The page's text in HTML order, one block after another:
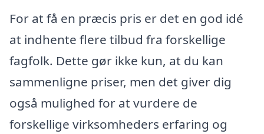
For at få en præcis pris er det en god idé
at indhente flere tilbud fra forskellige
fagfolk. Dette gør ikke kun, at du kan
sammenligne priser, men det giver dig
også mulighed for at vurdere de
forskellige virksomheders erfaring og